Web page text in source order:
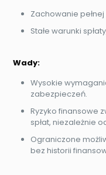
Zachowanie
Stałe warunki
Wady:
Wysokie
zabezpieczeń.
Ryzyko finansowe
spłat, niezależnie
Ograniczone
bez historii